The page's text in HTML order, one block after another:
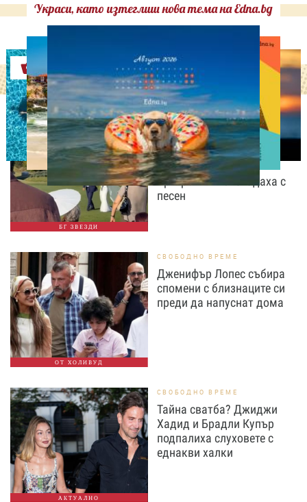
Украси, като изтеглиш нова тема на Edna.bg
Оферти
БГ ЗВЕЗДИ
СВОБОДНО ВРЕМЕ
Дъщерята на Тодор
Батков вдигна сватба,
Стоичков и Братя
Аргирови я изненадаха с
песен
ОТ ХОЛИВУД
СВОБОДНО ВРЕМЕ
Дженифър Лопес събира
спомени с близнаците си
преди да напуснат дома
АКТУАЛНО
СВОБОДНО ВРЕМЕ
Тайна сватба? Джиджи
Хадид и Брадли Купър
подпалиха слуховете с
еднакви халки